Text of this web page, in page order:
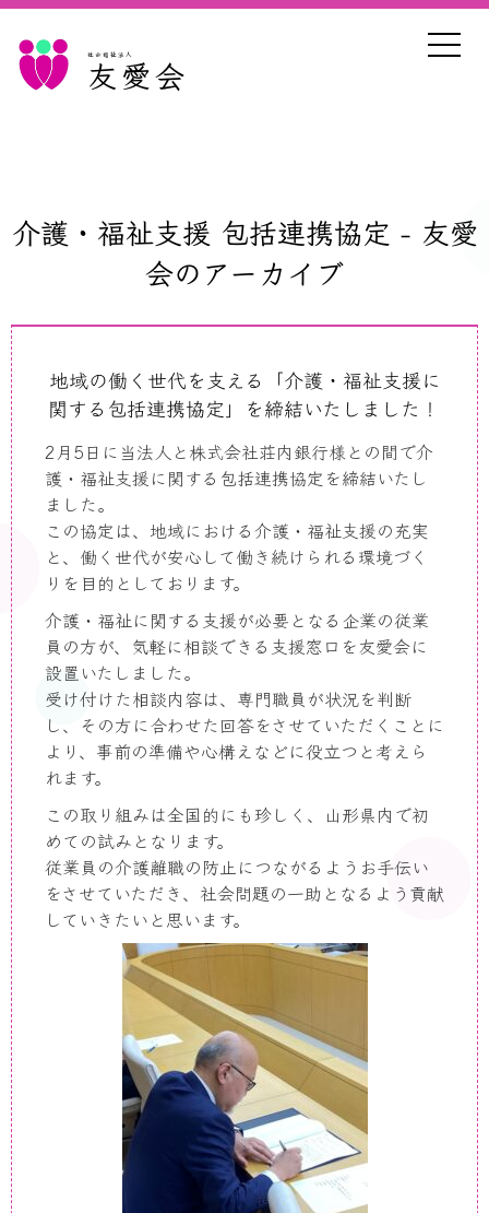
社会福祉法人
友愛会
介護・福祉支援 包括連携協定 - 友愛
会のアーカイブ
地域の働く世代を支える「介護・福祉支援に
関する包括連携協定」を締結いたしました！
2月 5日に当法人と株式会社荘内銀行様との間で介
護・福祉支援に関する包括連携協定を締結いたし
ました。
この協定は、地域における介護・福祉支援の充実
と、働く世代が安心して働き続けられる環境づく
りを目的としております。
介護・福祉に関する支援が必要となる企業の従業
員の方が、気軽に相談できる支援窓口を友愛会に
設置いたしました。
受け付けた相談内容は、専門職員が状況を判断
し、その方に合わせた回答をさせていただくことに
より、事前の準備や心構えなどに役立つと考えら
れます。
この取り組みは全国的にも珍しく、山形県内で初
めての試みとなります。
従業員の介護離職の防止につながるようお手伝い
をさせていただき、社会問題の一助となるよう貢献
していきたいと思います。